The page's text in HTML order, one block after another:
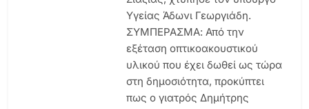
Υγείας Άδωνι Γεωργιάδη.
ΣΥΜΠΕΡΑΣΜΑ: Από την
εξέταση οπτικοακουστικού
υλικού που έχει δωθεί ως τώρα
στη δημοσιότητα, προκύπτει
πως ο γιατρός Δημήτρης